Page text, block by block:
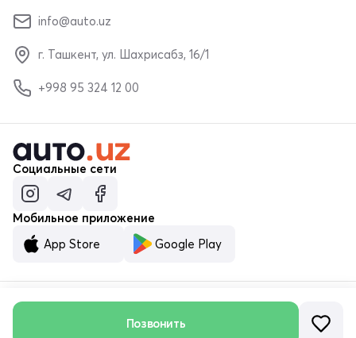
Позвонить
info@auto.uz
г. Ташкент, ул. Шахрисабз, 16/1
+998 95 324 12 00
Социальные сети
Мобильное приложение
App Store
Google Play
© ООО «MALUMOTNOMA» 2023–2026